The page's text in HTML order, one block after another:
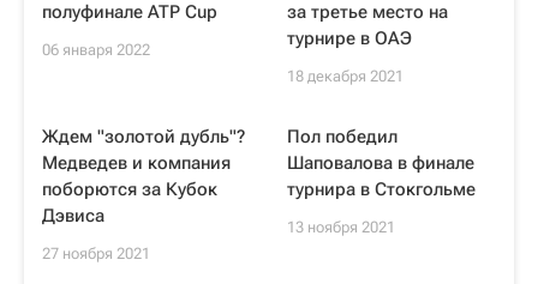
полуфинале ATP Cup
06 января 2022
за третье место на
турнире в ОАЭ
18 декабря 2021
Ждем "золотой дубль"?
Медведев и компания
поборются за Кубок
Дэвиса
27 ноября 2021
Пол победил
Шаповалова в финале
турнира в Стокгольме
13 ноября 2021